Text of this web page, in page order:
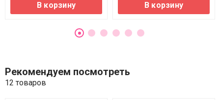
В корзину В корзину
Рекомендуем посмотреть
12 товаров